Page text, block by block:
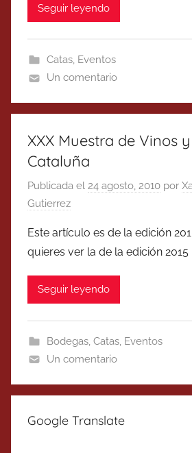
Seguir leyendo
Catas, Eventos
Un comentario
XXX Muestra de Vinos
Cataluña
Publicada el 24 agosto, 2010 por
Gutierrez
Este artículo es de la edición
quieres ver la de la edición 2015
Seguir leyendo
Bodegas, Catas, Eventos
Un comentario
Google Translate